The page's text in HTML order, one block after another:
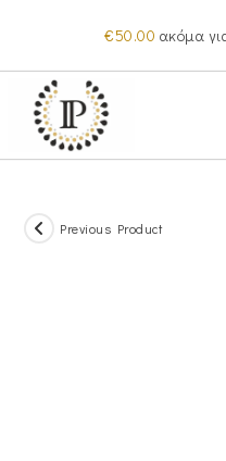
content
€50.00 ακόμα
Previous Product